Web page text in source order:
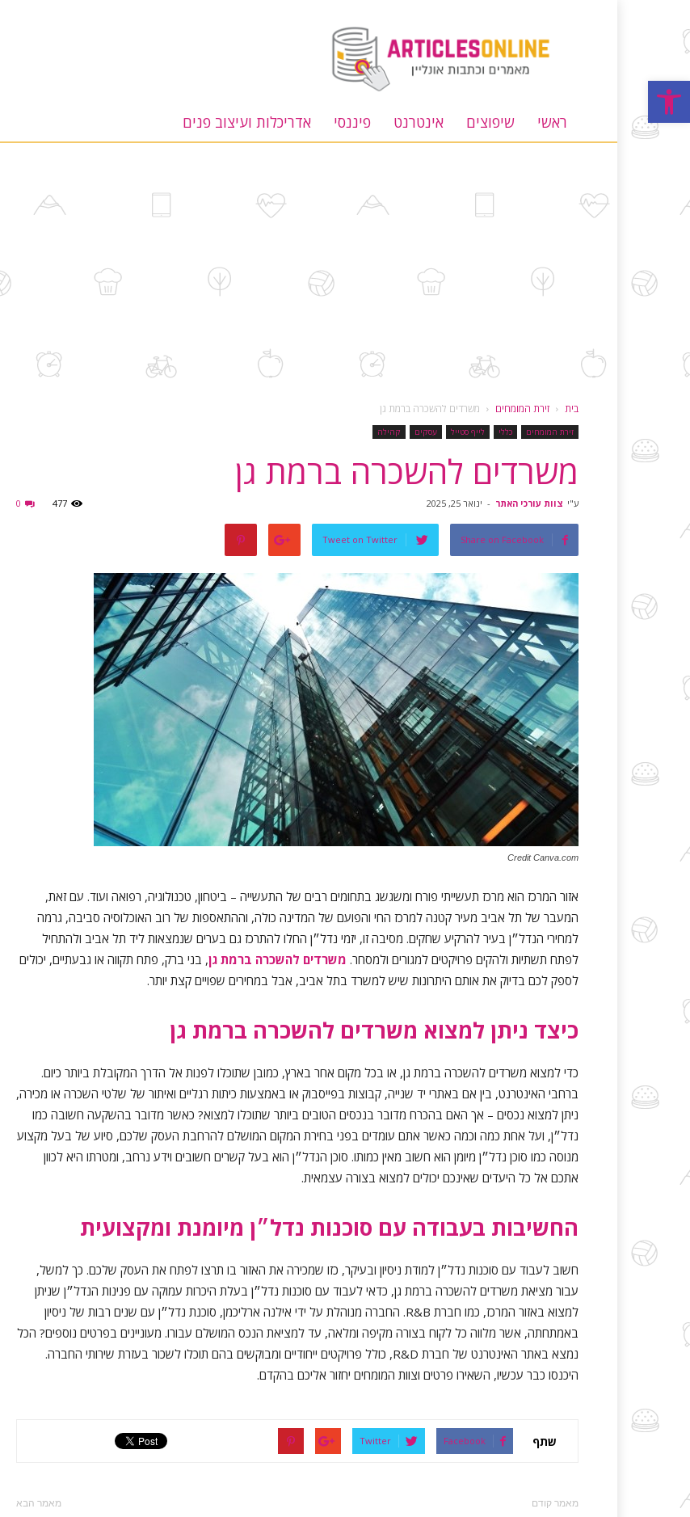
פתח סרגל נגישות
וכתבות
אונליין
ראשי שיפוצים אינטרנט פיננסי אדריכלות ועיצוב פנים
בית זירת המומחים משרדים להשכרה ברמת גן
זירת המומחים כללי לייף סטייל עסקים קהילה
משרדים להשכרה ברמת גן
ע"י צוות עורכי האתר - ינואר 25, 2025 0 477
Share on Facebook
Tweet on Twitter
Credit Canva.com
אזור המרכז הוא מרכז תעשייתי פורח ומשגשג בתחומים רבים של התעשייה – ביטחון, טכנולוגיה, רפואה ועוד. עם זאת,
המעבר של תל אביב מעיר קטנה למרכז החי והפועם של המדינה כולה, וההתאספות של רוב האוכלוסיה סביבה, גרמה
למחירי הנדל״ן בעיר להרקיע שחקים. מסיבה זו, יזמי נדל״ן החלו להתרכז גם בערים שנמצאות ליד תל אביב ולהתחיל
לפתח תשתיות ולהקים פרויקטים למגורים ולמסחר. משרדים להשכרה ברמת גן, בני ברק, פתח תקווה או גבעתיים, יכולים
לספק לכם בדיוק את אותם היתרונות שיש למשרד בתל אביב, אבל במחירים שפויים קצת יותר.
כיצד ניתן למצוא משרדים להשכרה ברמת גן
כדי למצוא משרדים להשכרה ברמת גן, או בכל מקום אחר בארץ, כמובן שתוכלו לפנות אל הדרך המקובלת ביותר כיום.
ברחבי האינטרנט, בין אם באתרי יד שנייה, קבוצות בפייסבוק או באמצעות כיתות רגליים ואיתור של שלטי השכרה או מכירה,
ניתן למצוא נכסים – אך האם בהכרח מדובר בנכסים הטובים ביותר שתוכלו למצוא? כאשר מדובר בהשקעה חשובה כמו
נדל״ן, ועל אחת כמה וכמה כאשר אתם עומדים בפני בחירת המקום המושלם להרחבת העסק שלכם, סיוע של בעל מקצוע
מנוסה כמו סוכן נדל״ן מיומן הוא חשוב מאין כמותו. סוכן הנדל״ן הוא בעל קשרים חשובים וידע נרחב, ומטרתו היא לכוון
אתכם אל כל היעדים שאינכם יכולים למצוא בצורה עצמאית.
החשיבות בעבודה עם סוכנות נדל״ן מיומנת ומקצועית
חשוב לעבוד עם סוכנות נדל״ן למודת ניסיון ובעיקר, כזו שמכירה את האזור בו תרצו לפתח את העסק שלכם. כך למשל,
עבור מציאת משרדים להשכרה ברמת גן, כדאי לעבוד עם סוכנות נדל״ן בעלת היכרות עמוקה עם פנינות הנדל״ן שניתן
למצוא באזור המרכז, כמו חברת R&B. החברה מנוהלת על ידי אילנה ארליכמן, סוכנת נדל״ן עם שנים רבות של ניסיון
באמתחתה, אשר מלווה כל לקוח בצורה מקיפה ומלאה, עד למציאת הנכס המושלם עבורו. מעוניינים בפרטים נוספים? הכל
נמצא באתר האינטרנט של חברת R&D, כולל פרויקטים ייחודיים ומבוקשים בהם תוכלו לשכור בעזרת שירותי החברה.
היכנסו כבר עכשיו, השאירו פרטים וצוות המומחים יחזור אליכם בהקדם.
שתף Facebook
Twitter
מאמר קודם מאמר הבא